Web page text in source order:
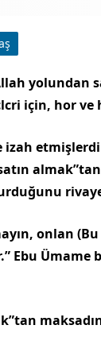
yolundan
için, hor ve
onlan
Ebu